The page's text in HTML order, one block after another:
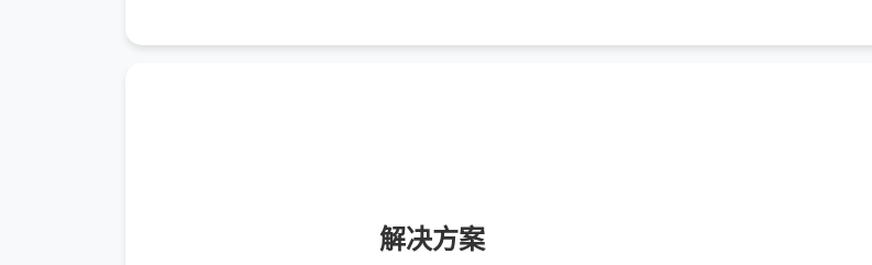
解决方案